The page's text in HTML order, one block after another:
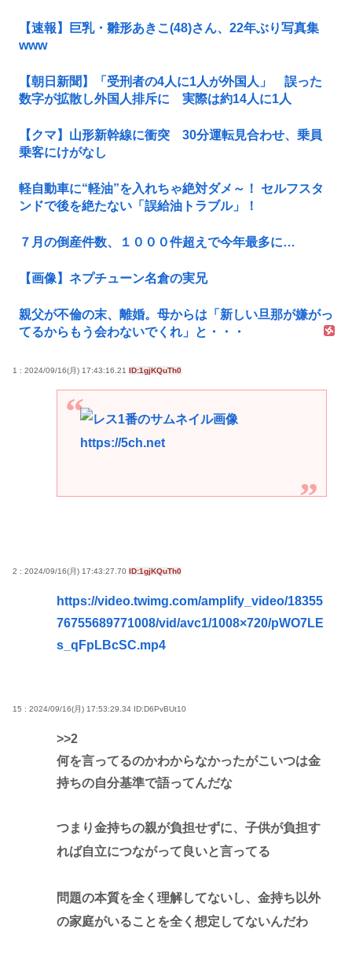
【速報】巨乳・雛形あきこ(48)さん、22年ぶり写真集
www
【朝日新聞】「受刑者の4人に1人が外国人」 誤った
数字が拡散し外国人排斥に 実際は約14人に1人
【クマ】山形新幹線に衝突 30分運転見合わせ、乗員
乗客にけがなし
軽自動車に“軽油”を入れちゃ絶対ダメ～！ セルフスタ
ンドで後を絶たない「誤給油トラブル」！
７月の倒産件数、１０００件超えで今年最多に…
【画像】ネプチューン名倉の実兄
親父が不倫の末、離婚。母からは「新しい旦那が嫌がっ
てるからもう会わないでくれ」と・・・
1 : 2024/09/16(月) 17:43:16.21 ID:1gjKQuTh0
https://5ch.net
2 : 2024/09/16(月) 17:43:27.70 ID:1gjKQuTh0
https://video.twimg.com/amplify_video/18355
76755689771008/vid/avc1/1008×720/pWO7LE
s_qFpLBcSC.mp4
15 : 2024/09/16(月) 17:53:29.34 ID:D6PvBUt10
>>2
何を言ってるのかわからなかったがこいつは金
持ちの自分基準で語ってんだな
つまり金持ちの親が負担せずに、子供が負担す
れば自立につながって良いと言ってる
問題の本質を全く理解してないし、金持ち以外
の家庭がいることを全く想定してないんだわ